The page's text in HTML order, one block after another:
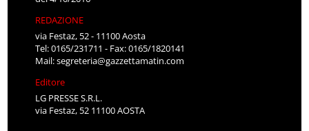
REDAZIONE
via Festaz, 52 - 11100 Aosta
Tel: 0165/231711 - Fax: 0165/1820141
Mail:segreteria@gazzettamatin.com
Editore
LG PRESSE S.R.L.
via Festaz, 52 11100 AOSTA